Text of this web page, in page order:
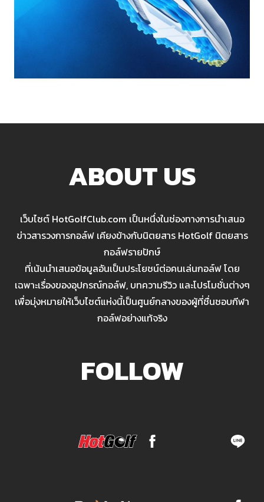
ABOUT US
เว็บไซต์ HotGolfClub.com เป็นหนึ่งในช่องทางการนำเสนอ
ข่าวสารวงการกอล์ฟ เคียงข้างกับนิตยสาร HotGolf นิตยสาร
กอล์ฟรายปักษ์
ที่เน้นนำเสนอข้อมูลอันเป็นประโยชน์ต่อคนเล่นกอล์ฟ โดย
เฉพาะเรื่องของอุปกรณ์กอล์ฟ, บทความรีวิว และโปรโมชั่นต่างๆ
เพื่อมุ่งหมายให้เว็บไซต์แห่งนี้เป็นศูนย์กลางของผู้ที่ชื่นชอบกีฬา
กอล์ฟอย่างแท้จริง
FOLLOW